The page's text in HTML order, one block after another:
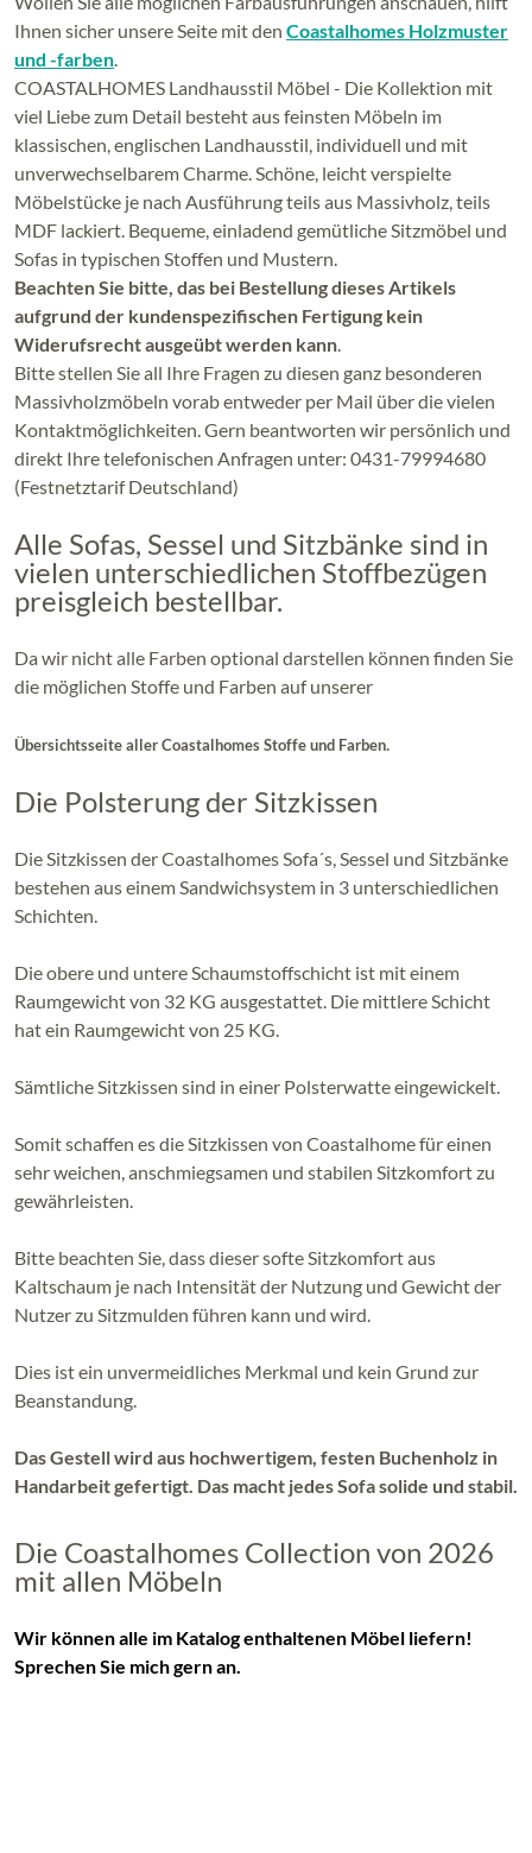
Ihnen sicher unsere Seite mit den Coastalhomes Holzmuster
und -farben.
COASTALHOMES Landhausstil Möbel - Die Kollektion mit
viel Liebe zum Detail besteht aus feinsten Möbeln im
klassischen, englischen Landhausstil, individuell und mit
unverwechselbarem Charme. Schöne, leicht verspielte
Möbelstücke je nach Ausführung teils aus Massivholz, teils
MDF lackiert. Bequeme, einladend gemütliche Sitzmöbel und
Sofas in typischen Stoffen und Mustern.
Beachten Sie bitte, das bei Bestellung dieses Artikels
aufgrund der kundenspezifischen Fertigung kein
Widerufsrecht ausgeübt werden kann.
Bitte stellen Sie all Ihre Fragen zu diesen ganz besonderen
Massivholzmöbeln vorab entweder per Mail über die vielen
Kontaktmöglichkeiten. Gern beantworten wir persönlich und
direkt Ihre telefonischen Anfragen unter: 0431-79994680
(Festnetztarif Deutschland)
Alle Sofas, Sessel und Sitzbänke sind in
vielen unterschiedlichen Stoffbezügen
preisgleich bestellbar.
Da wir nicht alle Farben optional darstellen können finden Sie
die möglichen Stoffe und Farben auf unserer
Übersichtsseite aller Coastalhomes Stoffe und Farben.
Die Polsterung der Sitzkissen
Die Sitzkissen der Coastalhomes Sofa´s, Sessel und Sitzbänke
bestehen aus einem Sandwichsystem in 3 unterschiedlichen
Schichten.
Die obere und untere Schaumstoffschicht ist mit einem
Raumgewicht von 32 KG ausgestattet. Die mittlere Schicht
hat ein Raumgewicht von 25 KG.
Sämtliche Sitzkissen sind in einer Polsterwatte eingewickelt.
Somit schaffen es die Sitzkissen von Coastalhome für einen
sehr weichen, anschmiegsamen und stabilen Sitzkomfort zu
gewährleisten.
Bitte beachten Sie, dass dieser softe Sitzkomfort aus
Kaltschaum je nach Intensität der Nutzung und Gewicht der
Nutzer zu Sitzmulden führen kann und wird.
Dies ist ein unvermeidliches Merkmal und kein Grund zur
Beanstandung.
Das Gestell wird aus hochwertigem, festen Buchenholz in
Handarbeit gefertigt. Das macht jedes Sofa solide und stabil.
Die Coastalhomes Collection von 2026
mit allen Möbeln
Wir können alle im Katalog enthaltenen Möbel liefern!
Sprechen Sie mich gern an.